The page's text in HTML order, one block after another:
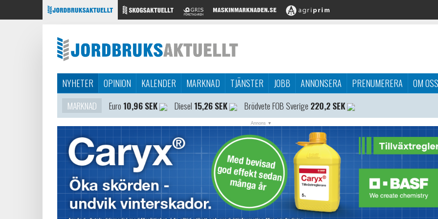
NYHETER OPINION KALENDER MARKNAD TJÄNSTER JOBB ANNONSERA PRENUMERERA
OM OSS
MARKNAD
Euro 10,96 SEK Diesel 15,26 SEK Brödvete FOB Sverige 220,2 SEK